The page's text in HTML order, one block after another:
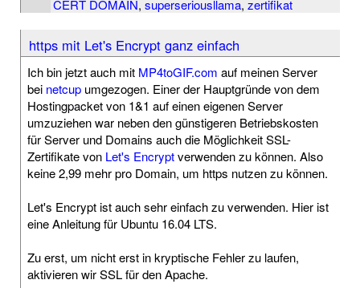
CERT DOMAIN, superseriousllama, zertifikat
https mit Let's Encrypt ganz einfach
Ich bin jetzt auch mit MP4toGIF.com auf meinen Server
bei netcup umgezogen. Einer der Hauptgründe von dem
Hostingpacket von 1&1 auf einen eigenen Server
umzuziehen war neben den günstigeren Betriebskosten
für Server und Domains auch die Möglichkeit SSL-
Zertifikate von Let's Encryptverwenden zu können. Also
keine 2,99 mehr pro Domain, um https nutzen zu können.
Let's Encrypt ist auch sehr einfach zu verwenden. Hier ist
eine Anleitung für Ubuntu 16.04 LTS.
Zu erst, um nicht erst in kryptische Fehler zu laufen,
aktivieren wir SSL für den Apache.